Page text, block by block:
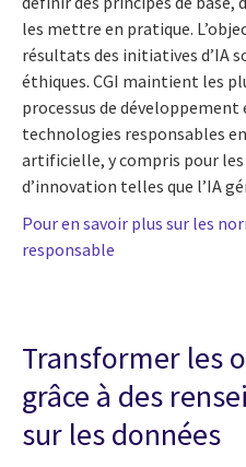
les mettre en pratique.
résultats des initiatives d’IA
éthiques. CGI maintient les
processus de
technologies responsables
artificielle, y compris pour les
d’innovation telles que l’IA
Pour en savoir plus sur les
responsable
Transformer les
grâce à des
sur les données